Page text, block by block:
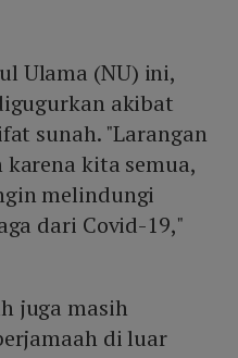
Ulama (NU) ini,
akibat
sunah. "Larangan
kita semua,
melindungi
dari Covid-19,"
juga masih
di luar